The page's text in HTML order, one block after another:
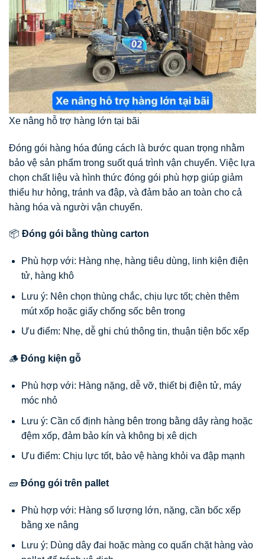
Xe nâng hỗ trợ hàng lớn tại bãi
Đóng gói hàng hóa đúng cách là bước quan trọng nhằm
bảo vệ sản phẩm trong suốt quá trình vận chuyển. Việc lựa
chọn chất liệu và hình thức đóng gói phù hợp giúp giảm
thiểu hư hỏng, tránh va đập, và đảm bảo an toàn cho cả
hàng hóa và người vận chuyển.
📦 Đóng gói bằng thùng carton
Phù hợp với: Hàng nhẹ, hàng tiêu dùng, linh kiện điện
tử, hàng khô
Lưu ý: Nên chọn thùng chắc, chịu lực tốt; chèn thêm
mút xốp hoặc giấy chống sốc bên trong
Ưu điểm: Nhẹ, dễ ghi chú thông tin, thuận tiện bốc xếp
🪵 Đóng kiện gỗ
Phù hợp với: Hàng nặng, dễ vỡ, thiết bị điện tử, máy
móc nhỏ
Lưu ý: Cần cố định hàng bên trong bằng dây ràng hoặc
đệm xốp, đảm bảo kín và không bị xê dịch
Ưu điểm: Chịu lực tốt, bảo vệ hàng khỏi va đập mạnh
🧱 Đóng gói trên pallet
Phù hợp với: Hàng số lượng lớn, nặng, cần bốc xếp
bằng xe nâng
Lưu ý: Dùng dây đai hoặc màng co quấn chặt hàng vào